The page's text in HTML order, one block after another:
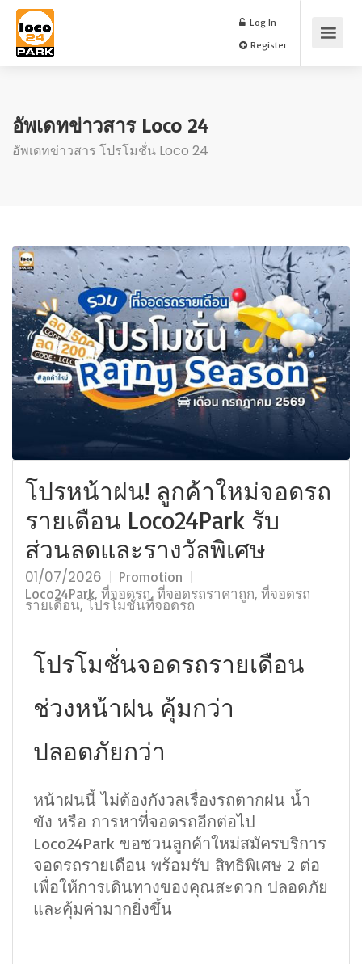
Log In
อัพเดทข่าวสาร Loco 24
อัพเดทข่าวสาร โปรโมชั่น Loco 24
โปรหน้าฝน! ลูกค้าใหม่จอดรถ
รายเดือน Loco24Park รับ
ส่วนลดและรางวัลพิเศษ
01/07/2026
Promotion
Loco24Park, ที่จอดรถ,ที่จอดรถราคาถูก, ที่จอดรถ
รายเดือน,โปรโมชั่นที่จอดรถ
โปรโมชั่นจอดรถรายเดือน
ช่วงหน้าฝน คุ้มกว่า
ปลอดภัยกว่า
หน้าฝนนี้ ไม่ต้องกังวลเรื่องรถตากฝน น้ำ
ขัง หรือ การหาที่จอดรถอีกต่อไป
Loco24Park ขอชวนลูกค้าใหม่สมัครบริการ
จอดรถรายเดือน พร้อมรับ สิทธิพิเศษ 2 ต่อ
เพื่อให้การเดินทางของคุณสะดวก ปลอดภัย
และคุ้มค่ามากยิ่งขึ้น